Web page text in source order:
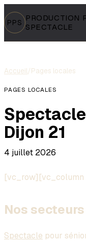
PPS PRODUCTION
SPECTACLE
Accueil/Pages locales
PAGES LOCALES
Dijon 21
4 juillet 2026
[vc_row][vc_column
Nos
Spectacle pour